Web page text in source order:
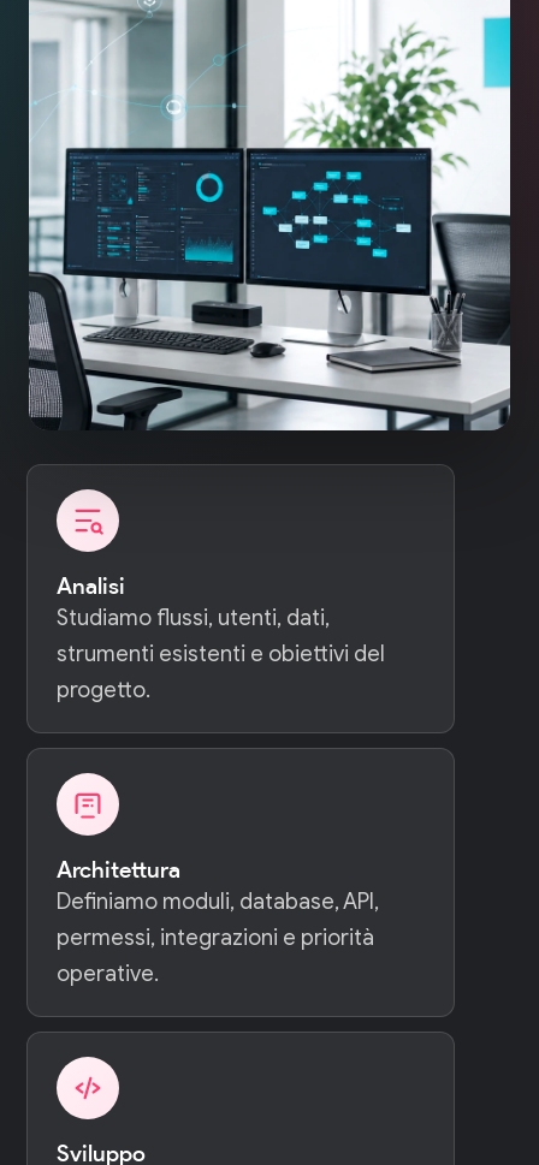
Analisi
Studiamo flussi, utenti, dati,
strumenti esistenti e obiettivi del
progetto.
Architettura
Definiamo moduli, database, API,
permessi, integrazioni e priorità
operative.
Sviluppo